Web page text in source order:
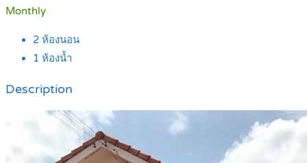
Monthly
2 ห้องนอน
1 ห้องน้ำ
Description